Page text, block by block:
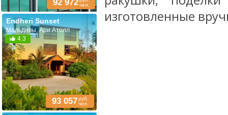
92 972чел.
Endheri Sunset
Мальдивы, Ари Атолл
4.3
93 057руб.
чел.
изготовленные